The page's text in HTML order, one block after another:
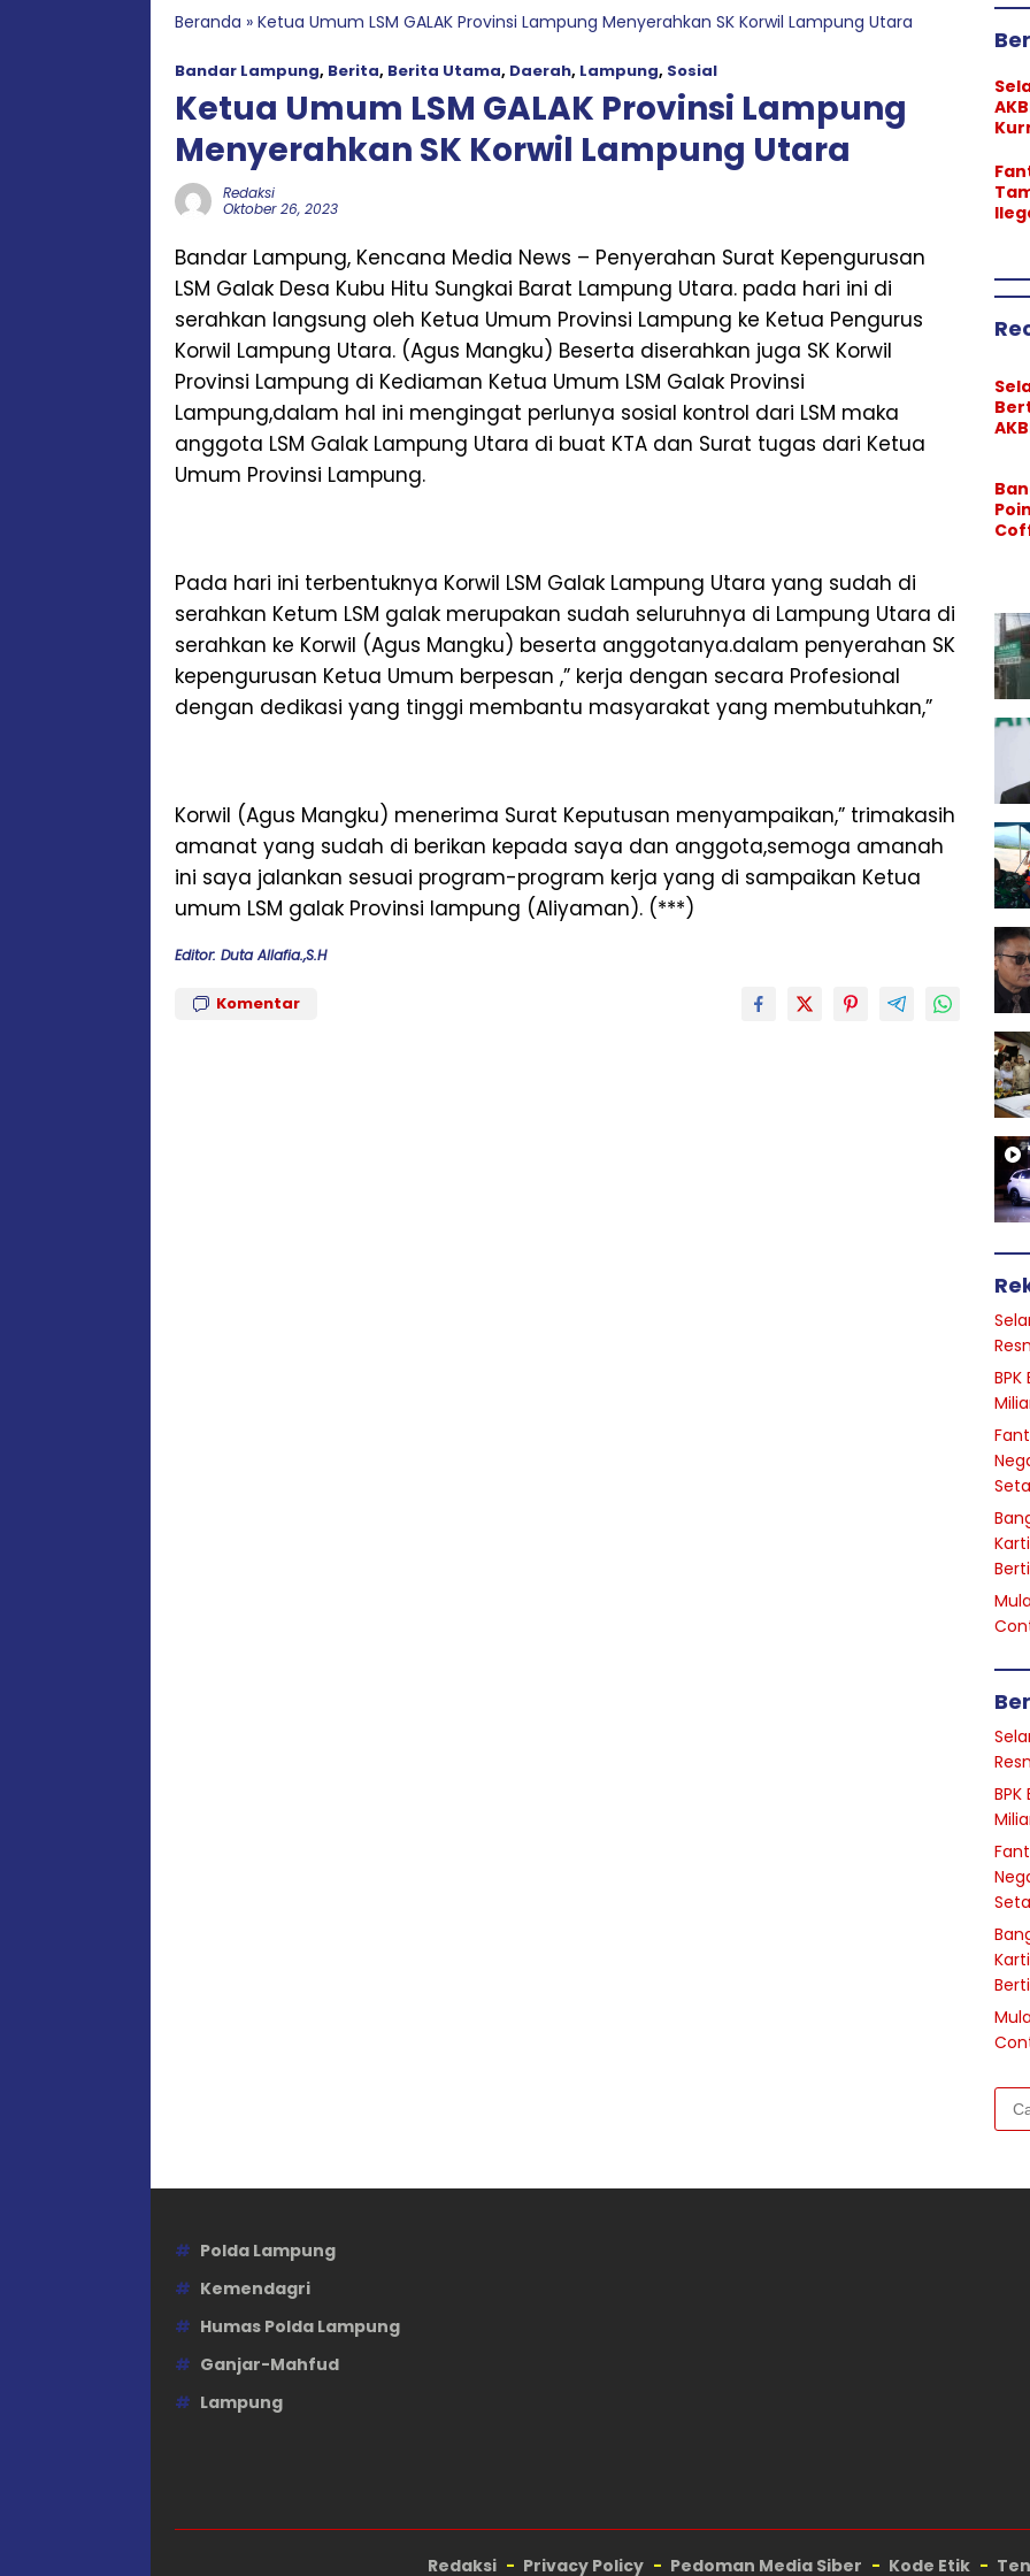
Beranda » Ketua Umum LSM GALAK Provinsi Lampung Menyerahkan SK Korwil Lampung Utara
Bandar Lampung, Berita, Berita Utama, Daerah, Lampung, Sosial
Ketua Umum LSM GALAK Provinsi Lampung
Menyerahkan SK Korwil Lampung Utara
Redaksi
Oktober 26, 2023
Bandar Lampung, Kencana Media News – Penyerahan Surat Kepengurusan
LSM Galak Desa Kubu Hitu Sungkai Barat Lampung Utara. pada hari ini di
serahkan langsung oleh Ketua Umum Provinsi Lampung ke Ketua Pengurus
Korwil Lampung Utara. (Agus Mangku) Beserta diserahkan juga SK Korwil
Provinsi Lampung di Kediaman Ketua Umum LSM Galak Provinsi
Lampung,dalam hal ini mengingat perlunya sosial kontrol dari LSM maka
anggota LSM Galak Lampung Utara di buat KTA dan Surat tugas dari Ketua
Umum Provinsi Lampung.
Pada hari ini terbentuknya Korwil LSM Galak Lampung Utara yang sudah di
serahkan Ketum LSM galak merupakan sudah seluruhnya di Lampung Utara di
serahkan ke Korwil (Agus Mangku) beserta anggotanya.dalam penyerahan SK
kepengurusan Ketua Umum berpesan ,” kerja dengan secara Profesional
dengan dedikasi yang tinggi membantu masyarakat yang membutuhkan,”
Korwil (Agus Mangku) menerima Surat Keputusan menyampaikan,” trimakasih
amanat yang sudah di berikan kepada saya dan anggota,semoga amanah
ini saya jalankan sesuai program-program kerja yang di sampaikan Ketua
umum LSM galak Provinsi lampung (Aliyaman). (***)
Editor: Duta Allafia.,S.H
Komentar
Cari
Polda Lampung
Kemendagri
Humas Polda Lampung
Ganjar-Mahfud
Lampung
Redaksi Privacy Policy Pedoman Media Siber Kode Etik